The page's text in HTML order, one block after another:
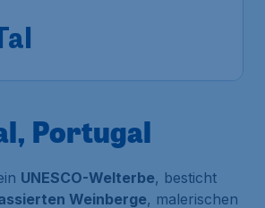
Porto
Portugal
UNESCO-Welterbe, besticht
Weinberge, malerischen